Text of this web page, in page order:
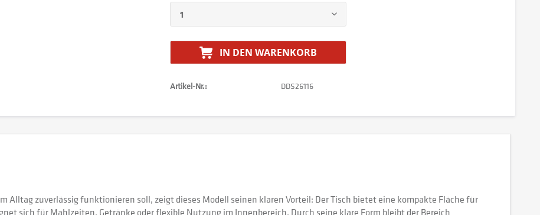
IN DEN WARENKORB
Artikel-Nr.: DDS26116
Alltag zuverlässig funktionieren soll, zeigt dieses Modell seinen klaren Vorteil: Der Tisch bietet eine kompakte Fläche für
sich für Mahlzeiten, Getränke oder flexible Nutzung im Innenbereich. Durch seine klare Form bleibt der Bereich